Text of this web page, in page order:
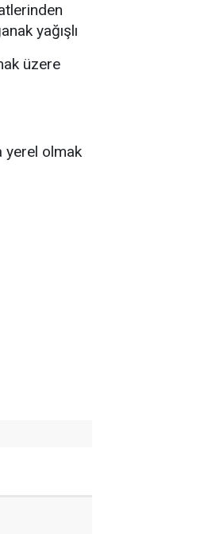
yağışlı
üzere
yerel olmak